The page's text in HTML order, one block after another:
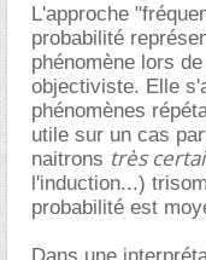
L'approche
probabilité
phénomène lors
objectiviste. Elle
phénomènes
utile sur un cas
naitrons très
l'induction...)
probabilité est